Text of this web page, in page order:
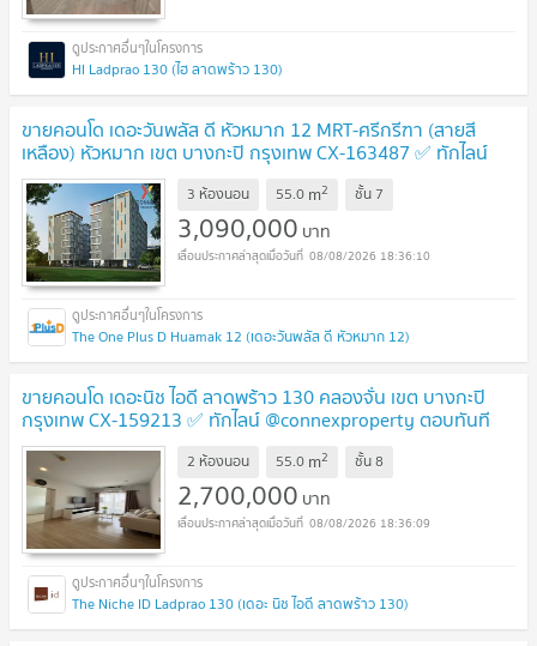
HI Ladprao 130 (ไฮ ลาดพร้าว 130)
ขายคอนโด เดอะวันพลัส ดี หัวหมาก 12 MRT-ศรีกรีฑา (สายสี
เหลือง) หัวหมาก เขต บางกะปิ กรุงเทพ CX-163487 ✅ ทักไลน์
@connexproperty ตอบทันที ทีมงานมืออาชีพ ✅
3 ห้องนอน 55.0 m2 ชั้น 7
3,090,000 บาท
08/08/2026 18:36:10
The One Plus D Huamak 12 (เดอะวันพลัส ดี หัวหมาก 12)
ขายคอนโด เดอะนิช ไอดี ลาดพร้าว 130 คลองจั่น เขต บางกะปิ
กรุงเทพ CX-159213 ✅ ทักไลน์ @connexproperty ตอบทันที
ทีมงานมืออาชีพ ✅
2 ห้องนอน 55.0 m2 ชั้น8
2,700,000 บาท
08/08/2026 18:36:09
The Niche ID Ladprao 130 (เดอะ นิช ไอดี ลาดพร้าว 130)